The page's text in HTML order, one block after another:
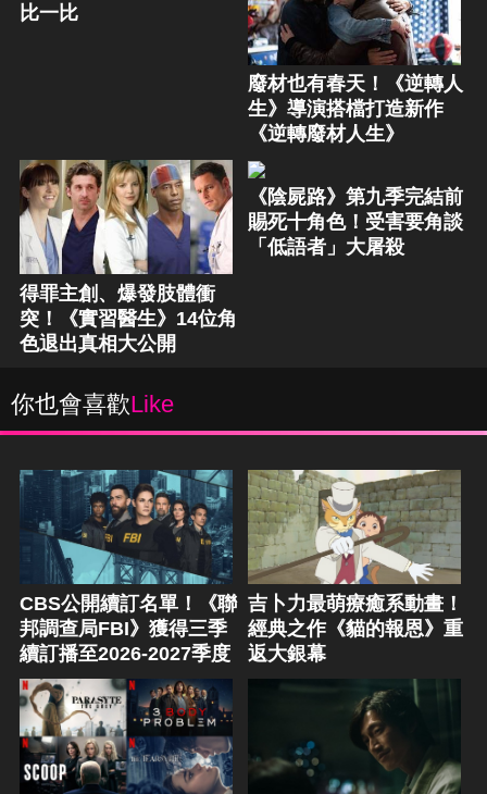
比一比
廢材也有春天！《逆轉人
生》導演搭檔打造新作
《逆轉廢材人生》
得罪主創、爆發肢體衝
突！《實習醫生》14位角
色退出真相大公開
《陰屍路》第九季完結前
賜死十角色！受害要角談
「低語者」大屠殺
你也會喜歡Like
CBS公開續訂名單！《聯
邦調查局FBI》獲得三季
續訂播至2026-2027季度
吉卜力最萌療癒系動畫！
經典之作《貓的報恩》重
返大銀幕